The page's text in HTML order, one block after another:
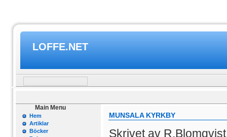
LOFFE.NET
Main Menu
Hem
Artiklar
Böcker
MUNSALA KYRKBY
Skrivet av